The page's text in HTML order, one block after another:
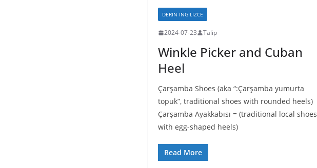
DERIN İNGILIZCE
2024-07-23 Talip
Winkle Picker and Cuban
Heel
Çarşamba Shoes (aka “:Çarşamba yumurta
topuk”, traditional shoes with rounded heels)
Çarşamba Ayakkabısı = (traditional local shoes
with egg-shaped heels)
Read More